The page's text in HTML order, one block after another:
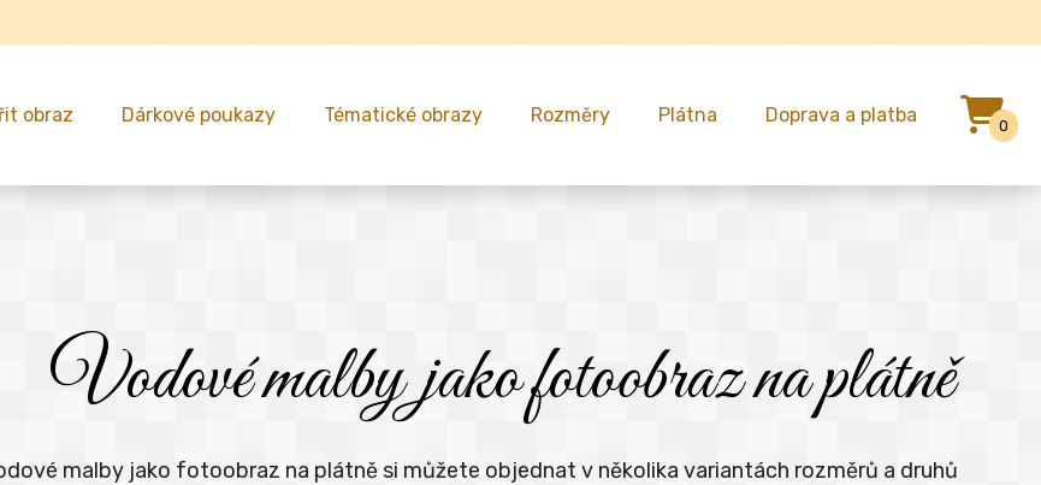
obraz Dárkové poukazy Tématické obrazy Rozměry Plátna Doprava a platba 0
Vodové malby jako fotoobraz na plátně
malby jako fotoobraz na plátně si můžete objednat v několika variantách rozměrů a druhů